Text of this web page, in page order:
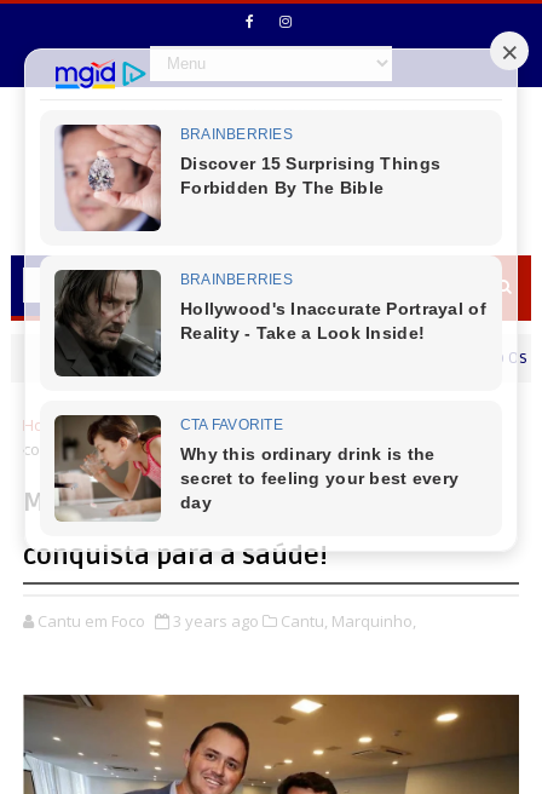
MENSAGEM DIA DOS PAIS Secretário de Fazenda Maurício Osciany
Home Cantu Marquinho
Marquinho - Mais uma grande
conquista para a saúde!
Marquinho - Mais uma grande
conquista para a saúde!
Cantu em Foco 3 years ago Cantu, Marquinho,